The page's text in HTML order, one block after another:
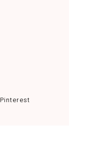
Pinterest